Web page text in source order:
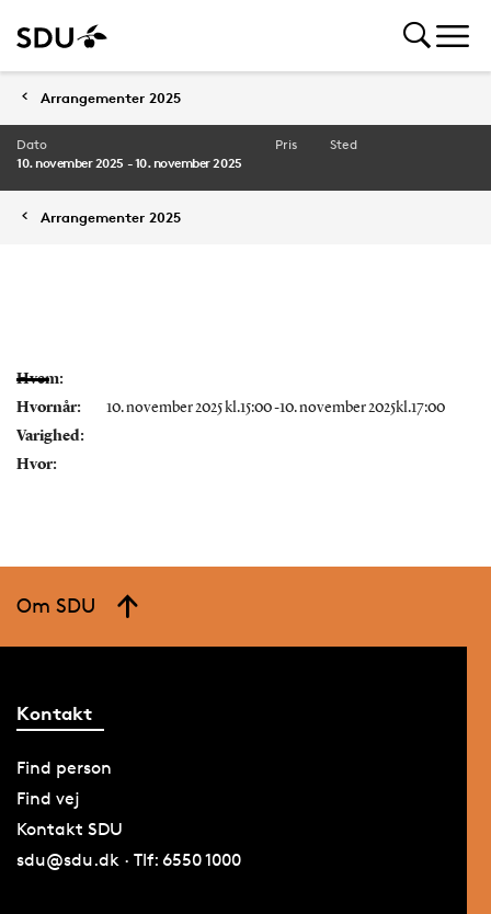
Arrangementer 2025
Dato
10. november 2025 - 10. november 2025
Pris Sted
Arrangementer 2025
Hvem:
Hvornår:
10. november 2025 kl.15:00 -10. november 2025kl.17:00
Varighed:
Hvor:
Om SDU
Kontakt
Find person
Find vej
Kontakt SDU
sdu@sdu.dk · Tlf: 6550 1000